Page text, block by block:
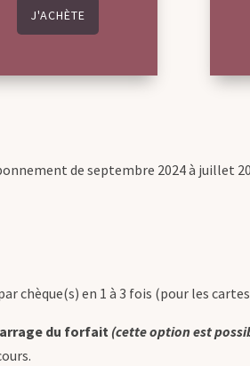
J'ACHÈTE
de septembre 2024 à juillet
chèque(s) en 1 à 3 fois (pour les
du forfait (cette option est